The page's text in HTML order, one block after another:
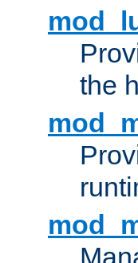
the